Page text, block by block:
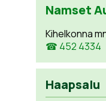
Namset
Kihelkonna
☎ 452 4334
Haapsalu